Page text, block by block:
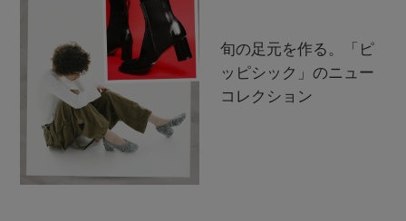
旬の足元を作る。「ピ
ッピシック」のニュー
コレクション